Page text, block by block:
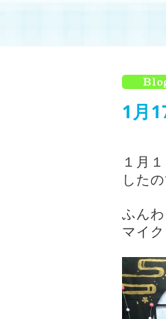
1月
１月
した
ふん
マイ